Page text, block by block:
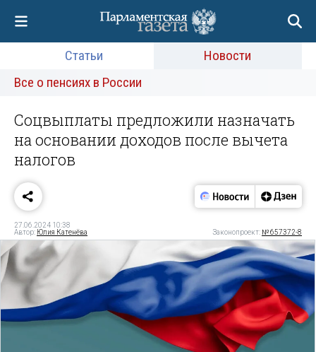
Статьи
Новости
Все о пенсиях в России
Соцвыплаты предложили назначать
на основании доходов после вычета
налогов
27.06.2024 10:38
Автор: Юлия Катенёва Законопроект: № 657372-8